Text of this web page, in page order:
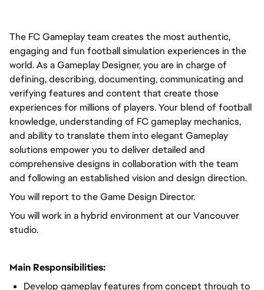
The FC Gameplay team creates the most authentic,
engaging and fun football simulation experiences in the
world. As a Gameplay Designer, you are in charge of
defining, describing, documenting, communicating and
verifying features and content that create those
experiences for millions of players. Your blend of football
knowledge, understanding of FC gameplay mechanics,
and ability to translate them into elegant Gameplay
solutions empower you to deliver detailed and
comprehensive designs in collaboration with the team
and following an established vision and design direction.
You will report to the Game Design Director.
You will work in a hybrid environment at our Vancouver
studio.
Main Responsibilities:
Develop gameplay features from concept through to